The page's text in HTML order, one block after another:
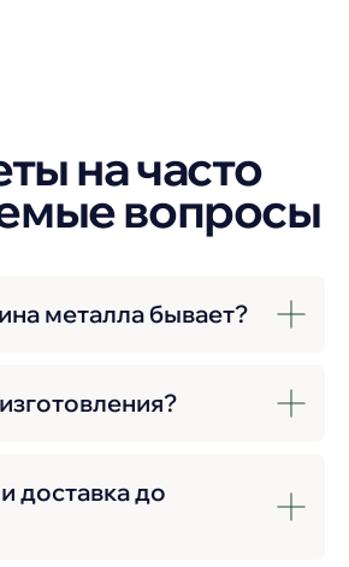
металла бывает?
доставка до